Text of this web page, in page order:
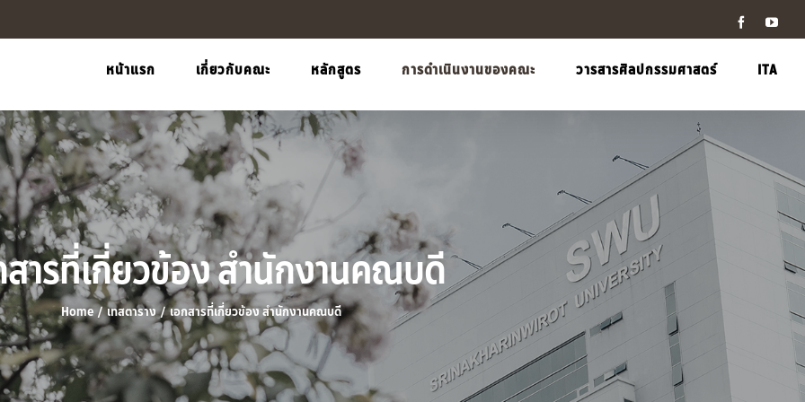
Facebook
หน้าแรก เกี่ยวกับคณะ หลักสูตร การดำเนินงานของคณะ วารสารศิลปกรรมศาสตร์ ITA
สารที่เกี่ยวข้อง สำนักงานคณบดี
Home / เทสตาราง / เอกสารที่เกี่ยวข้อง สำนักงานคณบดี